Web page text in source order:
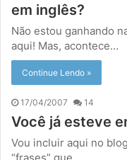
em inglês?
Não estou ganhando
aqui! Mas, acontece…
Continue Lendo »
17/04/2007 14
Você já esteve
Vou incluir aqui no
“frases” que…